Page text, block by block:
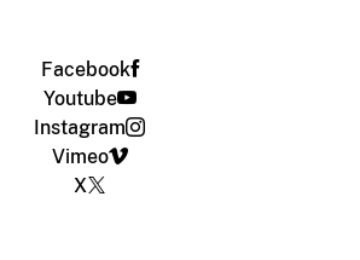
Facebook
Youtube
Instagram
Vimeo
X